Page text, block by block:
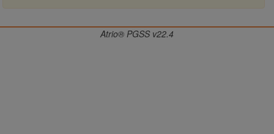
Atrio® PGSS v22.4